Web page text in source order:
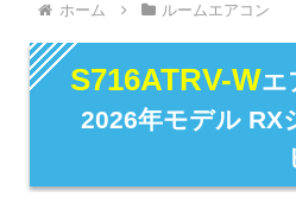
ホーム ルームエアコン
S716ATRV-Wエ
2026年モデル RX